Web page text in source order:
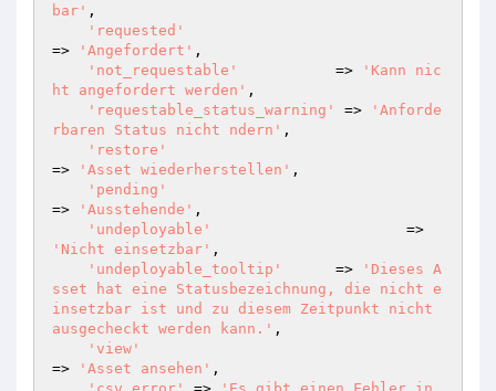
bar' ,
'requested'
=>
'Angefordert' ,
'not_requestable'
           =>
'Kann nic
ht angefordert werden' ,
'requestable_status_warning'
=>
'Anforde
rbaren Status nicht ndern' ,
'restore'
=>
'Asset wiederherstellen' ,
'pending'
=>
'Ausstehende' ,
'undeployable'
'Nicht einsetzbar' ,
'undeployable_tooltip'
  	=>
'Dieses A
sset hat eine Statusbezeichnung, die nicht e
insetzbar ist und zu diesem Zeitpunkt nicht
ausgecheckt werden kann.' ,
'view'
=>
'Asset ansehen' ,